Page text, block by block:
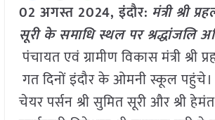
02 अगस्त 2024, इंदौर: मंत्री श्री
सूरी के समाधि स्थल पर श्रद्धांजलि
पंचायत एवं ग्रामीण विकास मंत्री श्री
गत दिनों इंदौर के ओमनी स्कूल
चेयर पर्सन श्री सुमित सूरी और श्री